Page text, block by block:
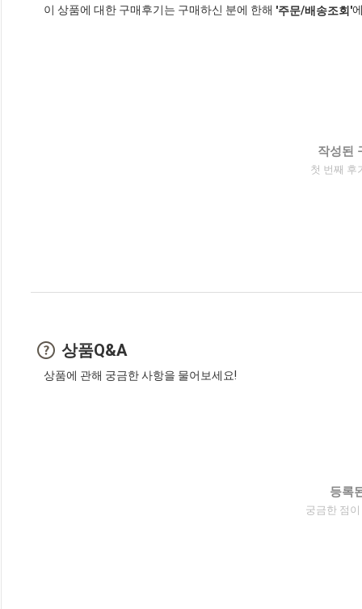
이 상품에 대한 구매후기는 구매하신 분에 한해 '주문/배송조회'
작성된
첫 번째 후
상품Q&A
상품에 관해 궁금한 사항을 물어보세요!
등록
궁금한 점